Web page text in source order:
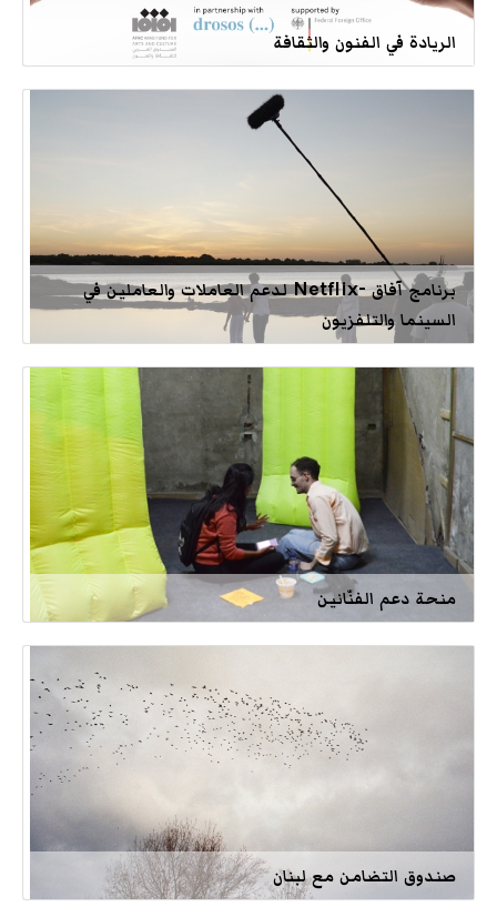
الريادة في الفنون والثقافة
برنامج آفاق -Netflix لدعم العاملات والعاملين في
السينما والتلفزيون
منحة دعم الفنّانين
صندوق التضامن مع لبنان